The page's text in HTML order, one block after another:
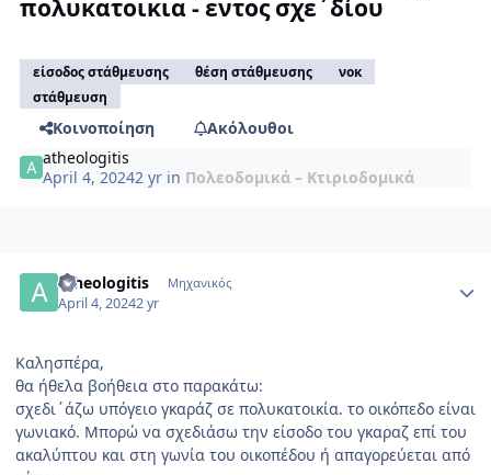
πολυκατοικια - εντος σχε΄δίου
είσοδος στάθμευσης θέση στάθμευσης
νοκ
στάθμευση
Κοινοποίηση
Ακόλουθοι
atheologitis
April 4, 20242 yr in Πολεοδομικά – Κτιριοδομικά
atheologitis Μηχανικός
April 4, 20242 yr
Καλησπέρα,
θα ήθελα βοήθεια στο παρακάτω:
σχεδι΄άζω υπόγειο γκαράζ σε πολυκατοικία. το οικόπεδο είναι
γωνιακό. Μπορώ να σχεδιάσω την είσοδο του γκαραζ επί του
ακαλύπτου και στη γωνία του οικοπέδου ή απαγορεύεται από